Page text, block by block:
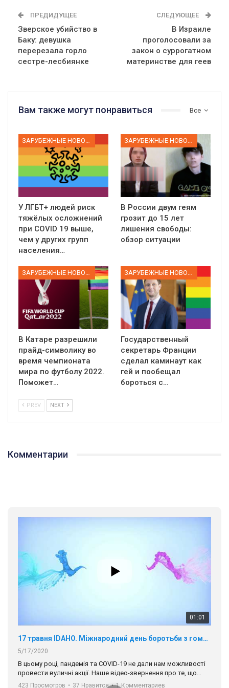
ПРЕДИДУЩЕЕ
Зверское убийство в
Баку: девушка
перерезала горло
сестре-лесбиянке
СЛЕДУЮЩЕЕ
В Израиле
проголосовали за
закон о суррогатном
материнстве для геев
Все
Вам также могут понравиться
У ЛГБТ+ людей риск
тяжёлых осложнений
при COVID 19 выше,
чем у других групп
населения…
В России двум геям
грозит до 15 лет
лишения свободы:
обзор ситуации
В Катаре разрешили
прайд-символику во
время чемпионата
мира по футболу 2022.
Поможет…
Государственный
секретарь Франции
сделал каминаут как
гей и пообещал
бороться с…
PREV NEXT
Комментарии
солідарності, приєднатися до нас. Регіональні підрозділи
6/30/2017
Емоційний та вражаючий промо-ролік на конкурс PACT, який